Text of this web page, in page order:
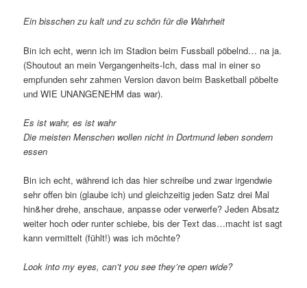
Ein bisschen zu kalt und zu schön für die Wahrheit
Bin ich echt, wenn ich im Stadion beim Fussball pöbelnd… na ja.
(Shoutout an mein Vergangenheits-Ich, dass mal in einer so
empfunden sehr zahmen Version davon beim Basketball pöbelte
und WIE UNANGENEHM das war).
Es ist wahr, es ist wahr
Die meisten Menschen wollen nicht in Dortmund leben sondern
essen
Bin ich echt, während ich das hier schreibe und zwar irgendwie
sehr offen bin (glaube ich) und gleichzeitig jeden Satz drei Mal
hin&her drehe, anschaue, anpasse oder verwerfe? Jeden Absatz
weiter hoch oder runter schiebe, bis der Text das…macht ist sagt
kann vermittelt (fühlt!) was ich möchte?
Look into my eyes, can’t you see they’re open wide?